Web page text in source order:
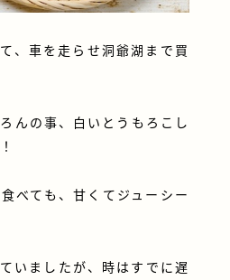
、車を走らせ洞爺湖まで買
んの事、白いとうもろこし
べても、甘くてジューシー
いましたが、時はすでに遅